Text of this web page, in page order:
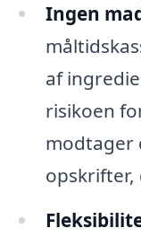
Ingen
af
risikoen
modtager
opskrifter,